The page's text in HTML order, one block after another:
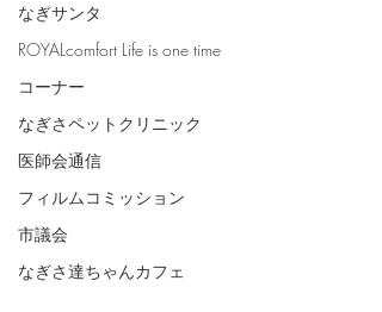
なぎサンタ
ROYALcomfort Life is one time
コーナー
なぎさペットクリニック
医師会通信
フィルムコミッション
市議会
なぎさ達ちゃんカフェ